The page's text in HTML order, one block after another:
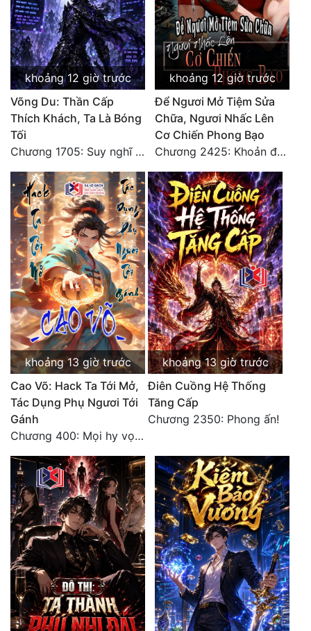
Tu Chân
Tu Tiên
Tội Phạm
Vô Địch
Võ Hiệp
Võng Du
Xuyên Không
Xuyên Nhanh
Xuyên Sách
Xuyên Thư
Điền Văn
Đô Thị
Đông Phương
Đông Phương Huyền Huyễn
Đồng Nhân
Cẩu Đạo Trường Sinh
Ngự Thú
Truyện Nam
Truyện Nữ
Vô Địch Lưu
Xây Dựng Thế Lực
Đam Mỹ
khoảng 12 giờ trước
Võng Du: Thần Cấp
Thích Khách, Ta Là Bóng
Tối
Chương 1705: Suy nghĩ sinh tồn của Vô Danh Tuyết!
khoảng 12 giờ trước
Để Ngươi Mở Tiệm Sửa
Chữa, Ngươi Nhấc Lên
Cơ Chiến Phong Bạo
Chương 2425: Khoản đầu tư của Tượng Chủ!! Nỗi nghi hoặc của Tô Bạch!
khoảng 13 giờ trước
Cao Võ: Hack Ta Tới Mở,
Tác Dụng Phụ Ngươi Tới
Gánh
Chương 400: Mọi hy vọng đặt trên Tô Mặc!
khoảng 13 giờ trước
Điên Cuồng Hệ Thống
Tăng Cấp
Chương 2350: Phong ấn!